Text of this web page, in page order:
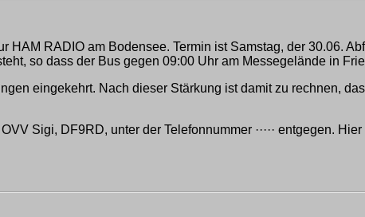
RADIO am Bodensee. Termin ist Samstag, der 30.06.
so dass der Bus gegen 09:00 Uhr am Messegelände in
eingekehrt. Nach dieser Stärkung ist damit zu rechnen,
Sigi, DF9RD, unter der Telefonnummer ····· entgegen.